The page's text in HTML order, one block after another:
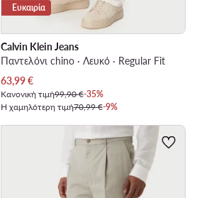
Ευκαιρία
Calvin Klein Jeans
Παντελόνι chino · Λευκό · Regular Fit
Τρέχουσα τιμή
63,99€
Κανονική τιμή99,90 €-35%
Η χαμηλότερη τιμή70,99 €-9%